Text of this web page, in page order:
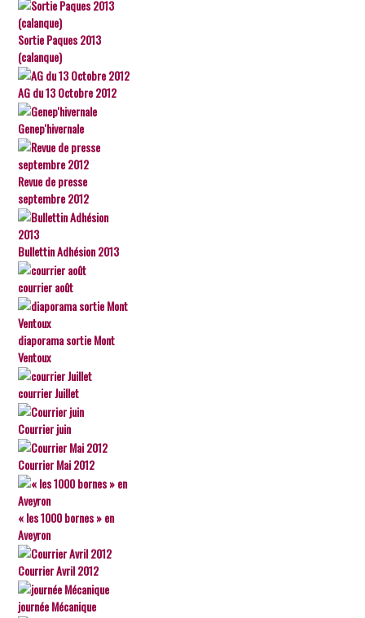
Sortie Paques 2013
(calanque)
AG du 13 Octobre 2012
Genep'hivernale
Revue de presse
septembre 2012
Bullettin Adhésion 2013
courrier août
diaporama sortie Mont
Ventoux
courrier Juillet
Courrier juin
Courrier Mai 2012
« les 1000 bornes » en
Aveyron
Courrier Avril 2012
journée Mécanique